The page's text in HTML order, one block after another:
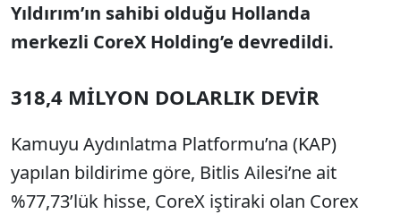
Yıldırım’ın sahibi olduğu Hollanda
merkezli CoreX Holding’e devredildi.
318,4 MİLYON DOLARLIK DEVİR
Kamuyu Aydınlatma Platformu’na (KAP)
yapılan bildirime göre, Bitlis Ailesi’ne ait
%77,73’lük hisse, CoreX iştiraki olan Corex